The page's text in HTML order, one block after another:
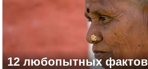
12 любопытных